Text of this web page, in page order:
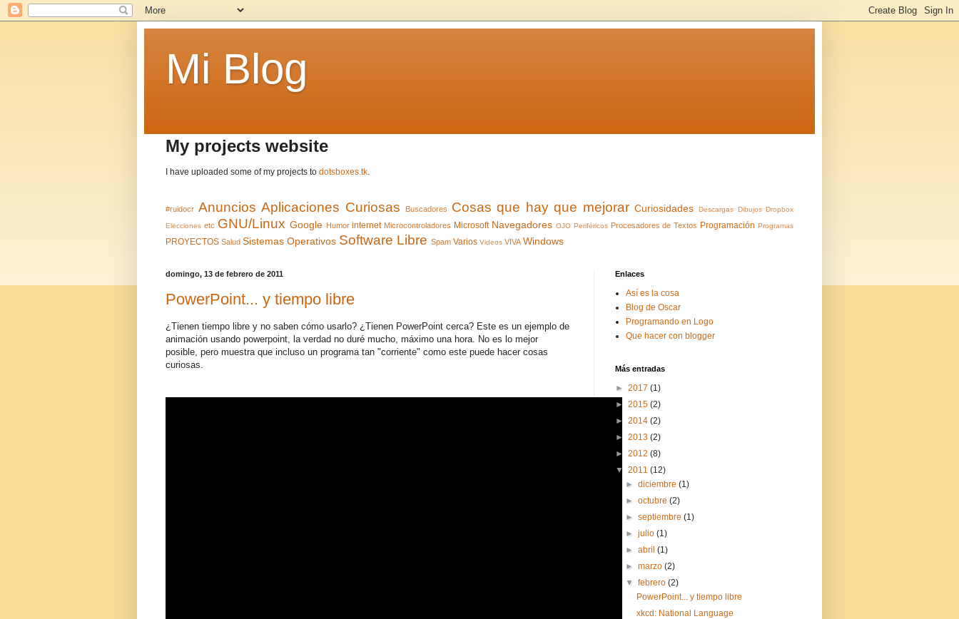
Mi Blog
My projects website
I have uploaded some of my projects to dotsboxes.tk.
#ruidocr Anuncios Aplicaciones Curiosas Buscadores Cosas que hay que mejorar Curiosidades Descargas Dibujos Dropbox
Elecciones etc GNU/Linux Google Humor internet Microcontroladores Microsoft Navegadores OJO Periféricos Procesadores de Textos Programación Programas
PROYECTOS Salud Sistemas Operativos Software Libre Spam Varios Videos VIVA Windows
domingo, 13 de febrero de 2011
PowerPoint... y tiempo libre
¿Tienen tiempo libre y no saben cómo usarlo? ¿Tienen PowerPoint cerca? Este es un ejemplo de
animación usando powerpoint, la verdad no duré mucho, máximo una hora. No es lo mejor
posible, pero muestra que incluso un programa tan "corriente" como este puede hacer cosas
curiosas.
Enlaces
Así es la cosa
Blog de Oscar
Programando en Logo
Que hacer con blogger
Más entradas
► 2017 (1)
► 2015 (2)
► 2014 (2)
► 2013 (2)
► 2012 (8)
▼ 2011 (12)
►diciembre(1)
►octubre(2)
►septiembre(1)
►julio(1)
►abril(1)
►marzo(2)
▼febrero(2)
PowerPoint... y tiempo libre
xkcd: National Language